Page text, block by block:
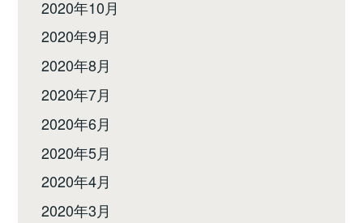
2020年10月
2020年9月
2020年8月
2020年7月
2020年6月
2020年5月
2020年4月
2020年3月